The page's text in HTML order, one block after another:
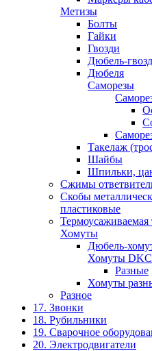
Метизы
Болты
Гайки
Гвозди
Дюбель-
Дюбеля
Саморезы
Такелаж
Шайбы
Шпильки,
Сжимы
Скобы
пластиковые
Термоусаживаемая
Хомуты
Дюбель-
Хомуты DKC
Разные
Хомуты
Разное
17. Звонки
18. Рубильники
19. Сварочное
20. Электродвигатели